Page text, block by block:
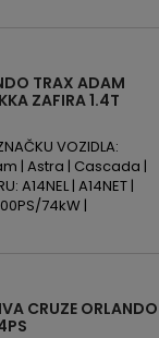
TRAX ADAM
ZAFIRA 1.4T
VOZIDLA:
| Astra | Cascada |
A14NEL | A14NET |
74kW |
CRUZE ORLANDO